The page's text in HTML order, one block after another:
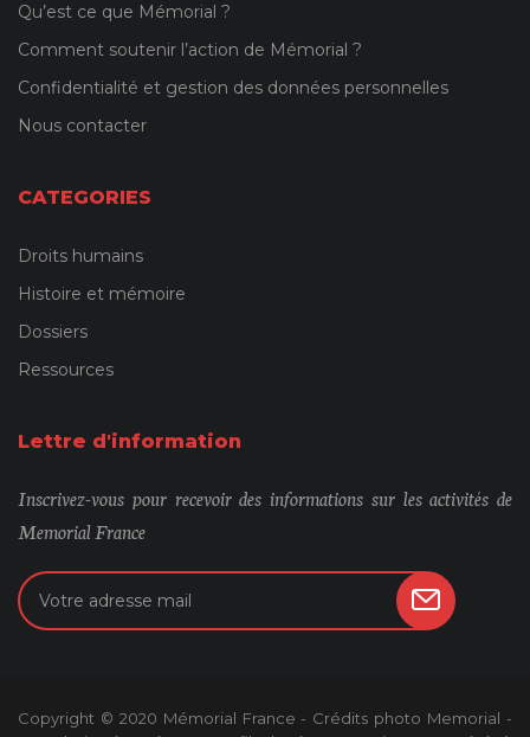
Qu’est ce que Mémorial ?
Comment soutenir l’action de Mémorial ?
Confidentialité et gestion des données personnelles
Nous contacter
CATEGORIES
Droits humains
Histoire et mémoire
Dossiers
Ressources
Lettre d'information
Inscrivez-vous pour recevoir des informations sur les activités de
Memorial France
Copyright © 2020 Mémorial France - Crédits photo Memorial -